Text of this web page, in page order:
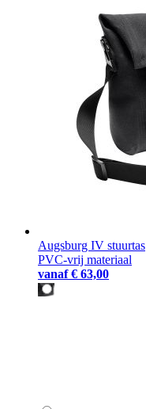
Augsburg IV stuurtas
PVC-vrij materiaal
vanaf € 63,00